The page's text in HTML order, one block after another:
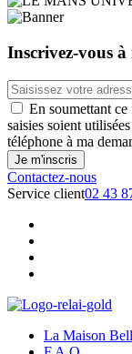
Inscrivez-vous
En soumettant
saisies soient
téléphone à ma
Contactez-nous
Service client02 43
La Maison